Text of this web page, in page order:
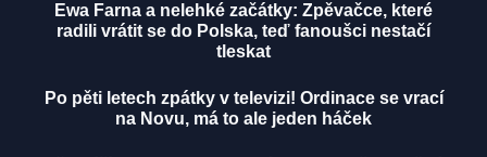
Ewa Farna a nelehké začátky: Zpěvačce, které
radili vrátit se do Polska, teď fanoušci nestačí
tleskat
Po pěti letech zpátky v televizi! Ordinace se vrací
na Novu, má to ale jeden háček